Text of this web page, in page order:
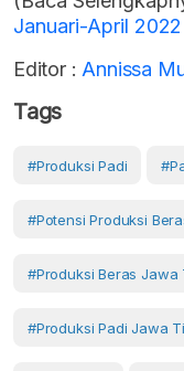
Januari-April
Editor : Annissa
Tags
#Produksi Padi
#potensi Produksi
#produksi Beras Jawa
#produksi Padi Jawa